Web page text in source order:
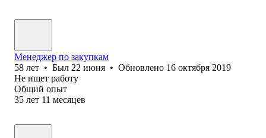
Менеджер по закупкам
58 лет • Был 22 июня • Обновлено 16 октября 2019
Не ищет работу
Общий опыт
35 лет 11 месяцев